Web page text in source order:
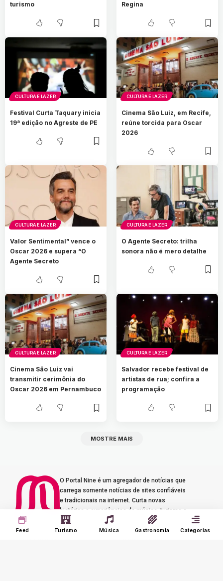
turismo
Regina
CULTURA E LAZER
Festival Curta Taquary inicia
19ª edição no Agreste de PE
CULTURA E LAZER
Cinema São Luiz, em Recife,
reúne torcida para Oscar
2026
CULTURA E LAZER
Valor Sentimental” vence o
Oscar 2026 e supera “O
Agente Secreto
CULTURA E LAZER
O Agente Secreto: trilha
sonora não é mero detalhe
CULTURA E LAZER
Cinema São Luiz vai
transmitir cerimônia do
Oscar 2026 em Pernambuco
CULTURA E LAZER
Salvador recebe festival de
artistas de rua; confira a
programação
MOSTRE MAIS
O Portal Nine é um agregador de notícias que
carrega somente notícias de sites confiáveis
e tradicionais na internet. Curta novas
histórias e experiências de música, turismo e
gastronomia.
Feed Turismo Música Gastronomia Categorias